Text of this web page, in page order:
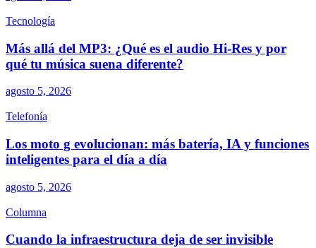
Tecnología
Más allá del MP3: ¿Qué es el audio Hi-Res y por
qué tu música suena diferente?
agosto 5, 2026
Telefonía
Los moto g evolucionan: más batería, IA y funciones
inteligentes para el día a día
agosto 5, 2026
Columna
Cuando la infraestructura deja de ser invisible